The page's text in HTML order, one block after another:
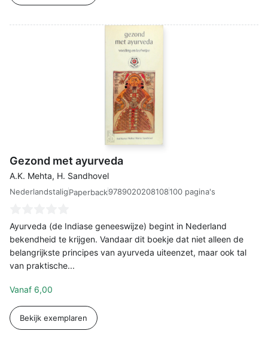
Gezond met ayurveda
A.K. Mehta, H. Sandhovel
NederlandstaligPaperback9789020208108100 pagina's
Ayurveda (de Indiase geneeswijze) begint in Nederland
bekendheid te krijgen. Vandaar dit boekje dat niet alleen de
belangrijkste principes van ayurveda uiteenzet, maar ook tal
van praktische...
Vanaf 6,00
Bekijk exemplaren